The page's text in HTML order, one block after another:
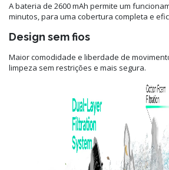
A bateria de 2600 mAh permite um
minutos, para uma cobertura completa e
Design sem fios
Maior comodidade e liberdade de
limpeza sem restrições e mais segura.